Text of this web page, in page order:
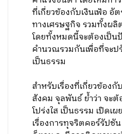
ที่เกี่ยวข้องกับเงินเฟ้อ อั
ทางเศรษฐกิจ รวมทั้งผ
โดยทั้งหมดนี้จะต้องเป็น
คำนวณรวมกันเพื่อที่จะป
เป็นธรรม
สำหรับเรื่องที่เกี่ยวข้อง
สังคม จุลพันธ์ ย้ำว่า จะต้
โปร่งใส เป็นธรรม เปิดเ
เรื่องการทุจริตคอร์รัปชั